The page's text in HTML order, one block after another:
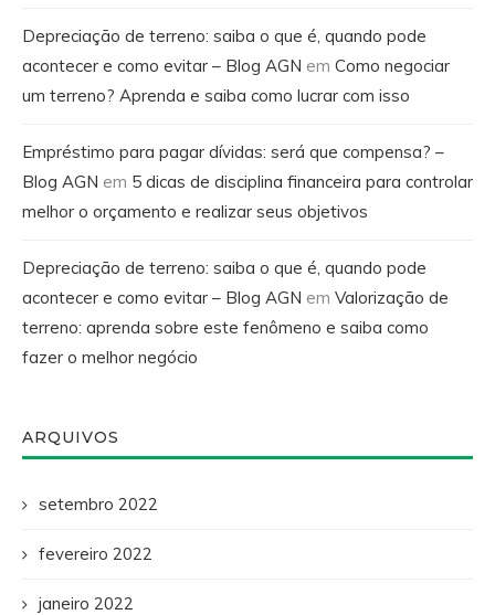
Depreciação de terreno: saiba o que é, quando pode
acontecer e como evitar – Blog AGN em Como negociar
um terreno? Aprenda e saiba como lucrar com isso
Empréstimo para pagar dívidas: será que compensa? –
Blog AGN em 5 dicas de disciplina financeira para controlar
melhor o orçamento e realizar seus objetivos
Depreciação de terreno: saiba o que é, quando pode
acontecer e como evitar – Blog AGN em Valorização de
terreno: aprenda sobre este fenômeno e saiba como
fazer o melhor negócio
ARQUIVOS
setembro 2022
fevereiro 2022
janeiro 2022